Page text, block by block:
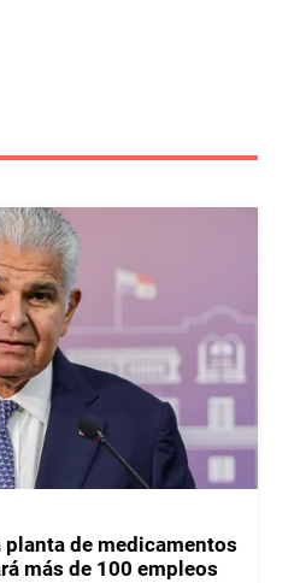
de medicamentos
más de 100 empleos